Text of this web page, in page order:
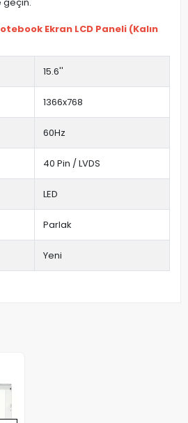
Ekran LCD Paneli (Kalın
15.6''
1366x768
60Hz
40 Pin / LVDS
LED
Parlak
Yeni